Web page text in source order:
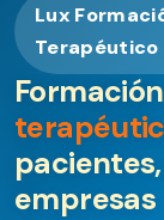
Lux
Terapéutico
empresas